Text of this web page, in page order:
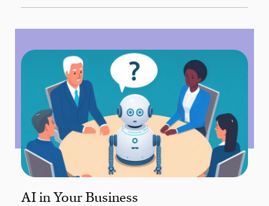
AI in Your Business